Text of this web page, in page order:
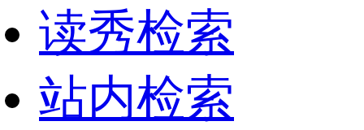
读秀检索
站内检索